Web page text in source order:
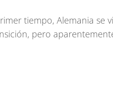
tiempo, Alemania se
pero